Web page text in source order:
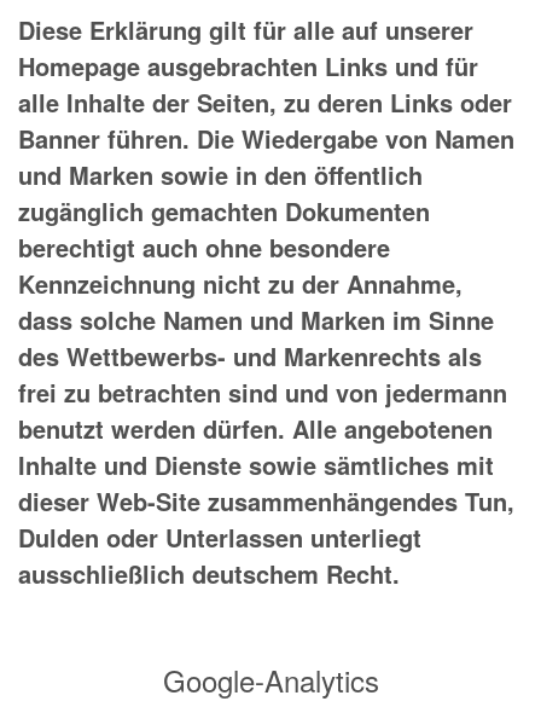
Diese Erklärung gilt für alle auf unserer
Homepage ausgebrachten Links und für
alle Inhalte der Seiten, zu deren Links oder
Banner führen. Die Wiedergabe von Namen
und Marken sowie in den öffentlich
zugänglich gemachten Dokumenten
berechtigt auch ohne besondere
Kennzeichnung nicht zu der Annahme,
dass solche Namen und Marken im Sinne
des Wettbewerbs- und Markenrechts als
frei zu betrachten sind und von jedermann
benutzt werden dürfen. Alle angebotenen
Inhalte und Dienste sowie sämtliches mit
dieser Web-Site zusammenhängendes Tun,
Dulden oder Unterlassen unterliegt
ausschließlich deutschem Recht.
Google-Analytics